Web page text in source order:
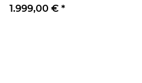
1.999,00 € *